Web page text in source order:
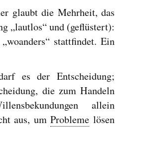
glaubt die Mehrheit, das
„lautlos“ und (geflüstert):
stattfindet. Ein
es der Entscheidung;
die zum Handeln
allein
aus, umProbleme lösen